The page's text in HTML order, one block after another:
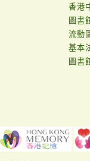
香港
圖書
流動
基本
圖書